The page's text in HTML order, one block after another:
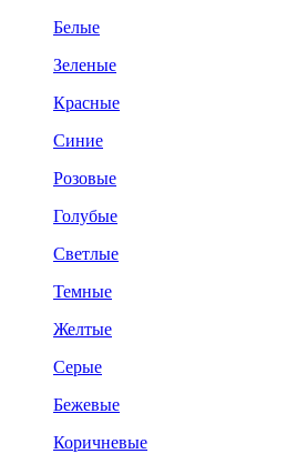
Белые
Зеленые
Красные
Синие
Розовые
Голубые
Светлые
Темные
Желтые
Серые
Бежевые
Коричневые